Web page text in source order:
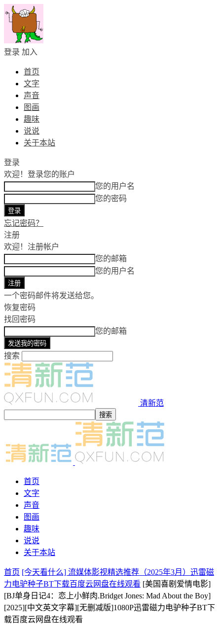
登录 加入
首页
文字
声音
图画
趣味
说说
关于本站
登录
欢迎！ 登录您的账户
您的用户名
您的密码
忘记密码？
注册
欢迎！ 注册帐户
您的邮箱
您的用户名
一个密码邮件将发送给您。
恢复密码
找回密码
您的邮箱
搜索
清新范
首页
文字
声音
图画
趣味
说说
关于本站
首页 [今天看什么] 流媒体影视精选推荐（2025年3月）迅雷磁
力电驴种子BT下载百度云网盘在线观看 [美国喜剧爱情电影]
[BJ单身日记4：恋上小鲜肉.Bridget Jones: Mad About the Boy]
[2025][中文英文字幕][无删减版]1080P迅雷磁力电驴种子BT下
载百度云网盘在线观看